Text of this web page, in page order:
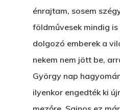
énrajtam, sosem
földművesek mindig
dolgozó emberek a
nekem nem jött be,
György nap
ilyenkor engedték ki